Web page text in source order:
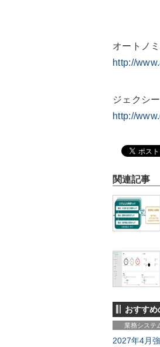
オートノ
http://
ジェクシ
http://
関連記事
おすす
業務システ
2027年4月